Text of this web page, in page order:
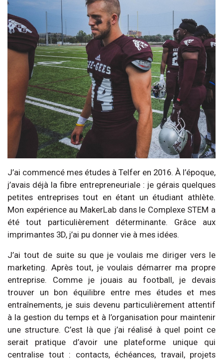
J’ai commencé mes études à Telfer en 2016. À l’époque,
j’avais déjà la fibre entrepreneuriale : je gérais quelques
petites entreprises tout en étant un étudiant athlète.
Mon expérience au MakerLab dans le Complexe STEM a
été tout particulièrement déterminante. Grâce aux
imprimantes 3D, j’ai pu donner vie à mes idées.
J’ai tout de suite su que je voulais me diriger vers le
marketing. Après tout, je voulais démarrer ma propre
entreprise. Comme je jouais au football, je devais
trouver un bon équilibre entre mes études et mes
entraînements, je suis devenu particulièrement attentif
à la gestion du temps et à l’organisation pour maintenir
une structure. C’est là que j’ai réalisé à quel point ce
serait pratique d’avoir une plateforme unique qui
centralise tout : contacts, échéances, travail, projets